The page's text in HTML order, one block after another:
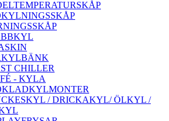
CHILLER
- KYLA
/ DRICKAKYL/ ÖLKYL /